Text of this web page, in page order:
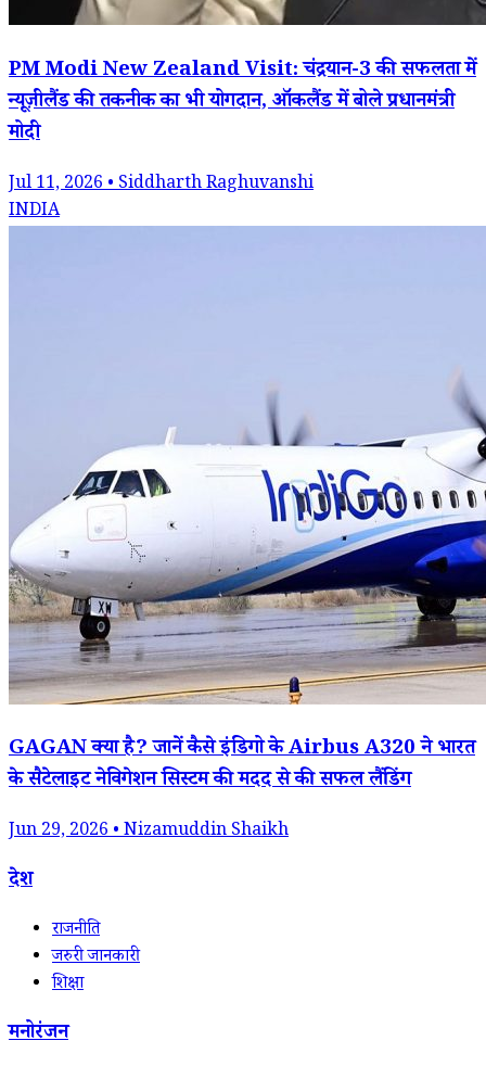
PM Modi New Zealand Visit: चंद्रयान-3 की सफलता में
न्यूज़ीलैंड की तकनीक का भी योगदान, ऑकलैंड में बोले प्रधानमंत्री
मोदी
Jul 11, 2026 • Siddharth Raghuvanshi
INDIA
GAGAN क्या है? जानें कैसे इंडिगो के Airbus A320 ने भारत
के सैटेलाइट नेविगेशन सिस्टम की मदद से की सफल लैंडिंग
Jun 29, 2026 • Nizamuddin Shaikh
देश
राजनीति
जरुरी जानकारी
शिक्षा
मनोरंजन